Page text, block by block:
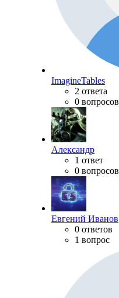
ImagineTables
2 ответа
0 вопросов
Александр
1 ответ
0 вопросов
Евгений Иванов
0 ответов
1 вопрос